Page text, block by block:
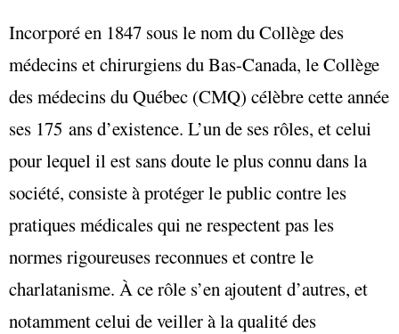
Incorporé en 1847 sous le nom du Collège des
médecins et chirurgiens du Bas-Canada, le Collège
des médecins du Québec (CMQ) célèbre cette année
ses 175 ans d’existence. L’un de ses rôles, et celui
pour lequel il est sans doute le plus connu dans la
société, consiste à protéger le public contre les
pratiques médicales qui ne respectent pas les
normes rigoureuses reconnues et contre le
charlatanisme. À ce rôle s’en ajoutent d’autres, et
notamment celui de veiller à la qualité des